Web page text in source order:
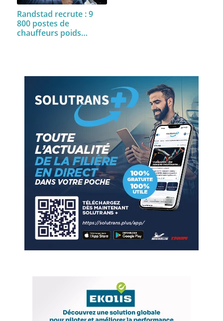
Randstad recrute : 9
800 postes de
chauffeurs poids…